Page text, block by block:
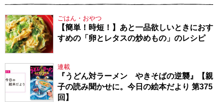
ごはん・おやつ
【簡単！時短！】あと一品欲しいときにおす
すめの「卵とレタスの炒めもの」のレシピ
連載
『うどん対ラーメン やきそばの逆襲』【親
子の読み聞かせに。今日の絵本だより 第375
回】